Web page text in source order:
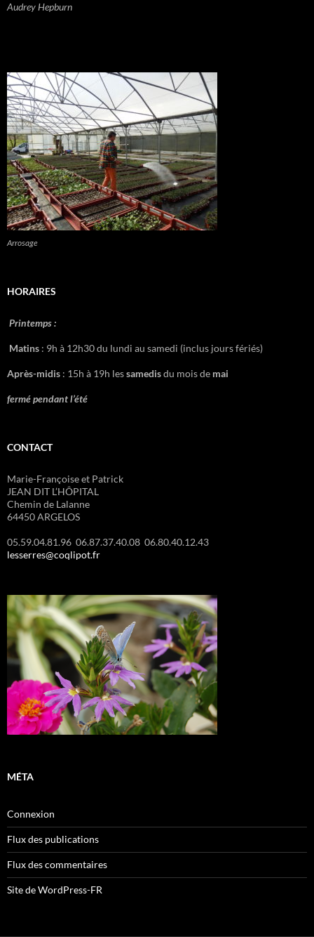
Audrey Hepburn
Arrosage
HORAIRES
Printemps :
Matins : 9h à 12h30 du lundi au samedi (inclus jours fériés)
Après-midis : 15h à 19h lessamedisdu mois de mai
fermé pendant l’été
CONTACT
Marie-Françoise et Patrick
JEAN DIT L’HÔPITAL
Chemin de Lalanne
64450 ARGELOS
05.59.04.81.96 06.87.37.40.08 06.80.40.12.43
lesserres@coqlipot.fr
MÉTA
Connexion
Flux des publications
Flux des commentaires
Site de WordPress-FR